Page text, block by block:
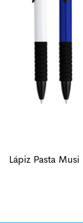
Lápiz Pasta Musi